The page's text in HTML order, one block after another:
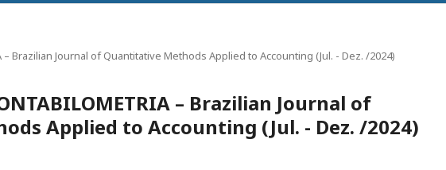
– Brazilian Journal of Quantitative Methods Applied to Accounting (Jul. - Dez. /2024)
– Brazilian Journal of
Applied to Accounting (Jul. - Dez. /2024)